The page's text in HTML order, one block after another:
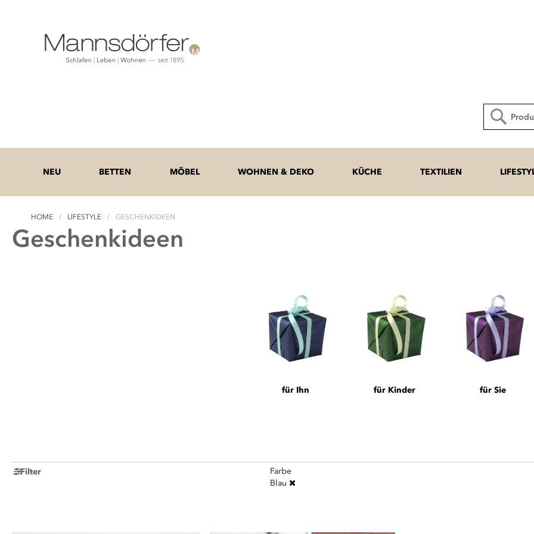
NEU BETTEN MÖBEL WOHNEN & DEKO KÜCHE TEXTILIEN
HOME LIFESTYLE GESCHENKIDEEN
Geschenkideen
für Ihn für Kinder für Sie
Filter
Farbe
Blau